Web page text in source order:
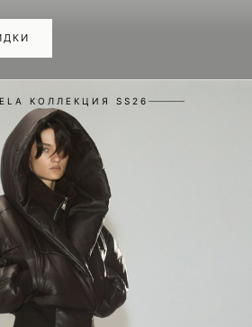
КОЛЛЕКЦИЯ SS26